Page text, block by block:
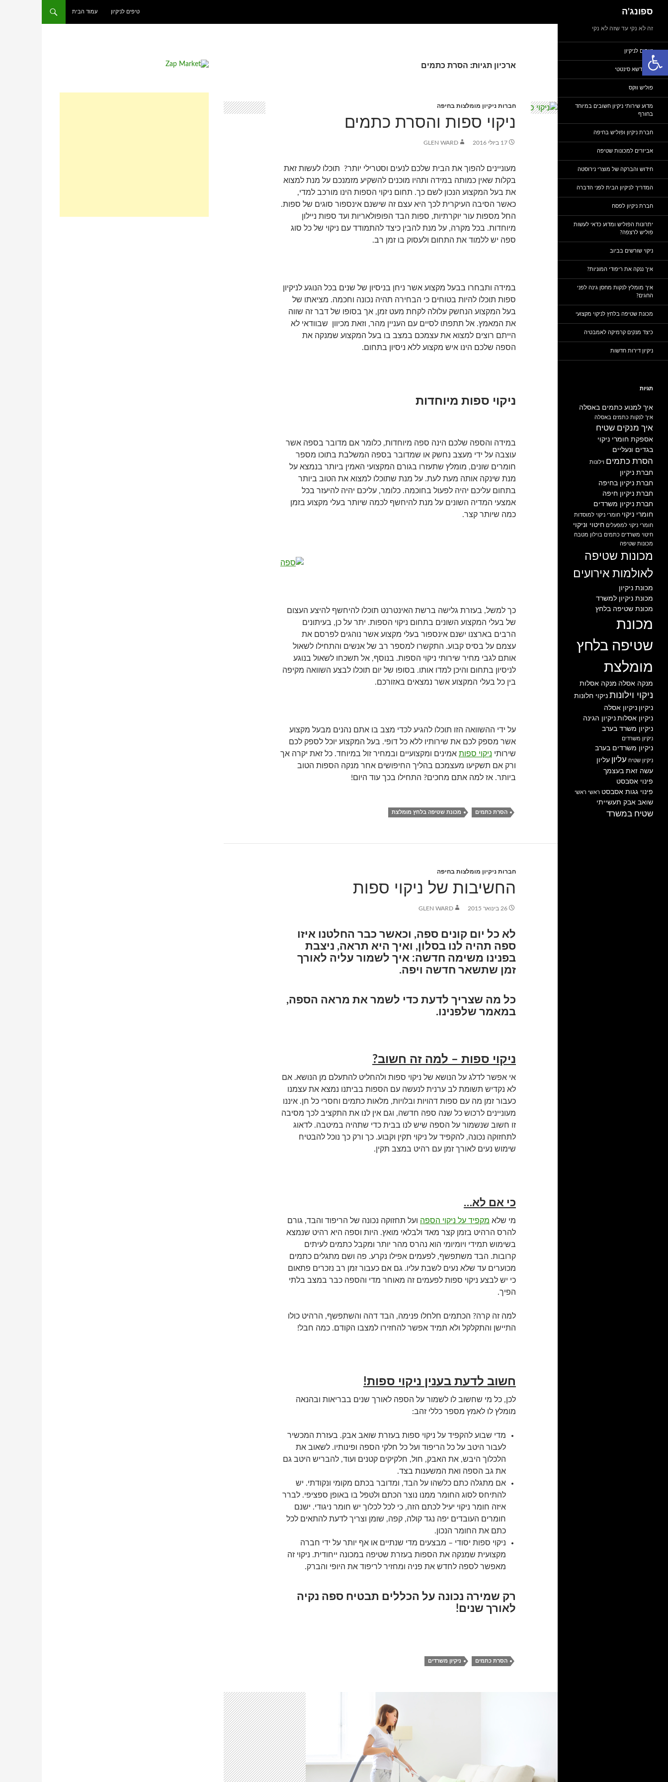
פתח סרגל נגישות
לדלג
לתוכן
ספונג'ה טיפים לניקיון עמוד הבית
ארכיון תגיות: הסרת כתמים
חברות ניקיון מומלצות בחיפה
ניקוי ספות והסרת כתמים
17 ביולי 2016 GLEN WARD
מעוניינים להפוך את הבית שלכם לנעים וסטרילי יותר? תוכלו לעשות זאת
בקלות שאין כמותה במידה ותהיו מוכנים להשקיע מזמנכם על מנת למצוא
את בעל המקצוע הנכון לשם כך. תחום ניקוי הספות הינו מורכב למדי,
כאשר הסיבה העיקרית לכך היא עצם זה שישנם אינספור סוגים של ספות.
החל מספות עור יוקרתיות, ספות הבד הפופולאריות ועד ספות ניילון
מיוחדות. בכל מקרה, על מנת להבין כיצד להתמודד עם ניקוי של כל סוג
ספה יש ללמוד את התחום ולעסוק בו זמן רב.
במידה ותבחרו בבעל מקצוע אשר ניחן בניסיון של שנים בכל הנוגע לניקיון
ספות תוכלו להיות בטוחים כי הבחירה תהיה נכונה וחכמה. מציאתו של
בעל המקצוע הנחשק עלולה לקחת מעט זמן, אך בסופו של דבר זה שווה
את המאמץ. אל תתפתו לסיים עם העניין מהר, וזאת מכיוון שבוודאי לא
הייתם רוצים למצוא את עצמכם במצב בו בעל המקצוע שמנקה את
הספה שלכם הינו איש מקצוע ללא ניסיון בתחום.
ניקוי ספות מיוחדות
במידה והספה שלכם הינה ספה מיוחדות, כלומר אם מדובר בספה אשר
עוצבה על ידי מעצב נחשק או שמדובר בספה המשלבת בתוכו מספר
חומרים שונים, מומלץ שתעזרו בגורם המקצועי האמין ביותר בנמצא על
מנת שינקה אותה מעת לעת. על מנת שתוכלו למצוא את הטוב ביותר
בתחום עליכם יהיה לפעול בחוכמה. כלומר, עליכם יהיה להיעזר בכל
אמצעי המדיה השונים על מנת להיחשף לכמה שיותר בעלי מקצוע בזמן
כמה שיותר קצר.
כך למשל, בעזרת גלישה ברשת האינטרנט תוכלו להיחשף להיצע העצום
של בעלי המקצוע השונים בתחום ניקוי הספות. יתר על כן, בעיתונים
הרבים בארצנו ישנם אינספור בעלי מקצוע אשר נוהגים לפרסם את
עצמם על בסיס קבוע. התקשרו למספר רב של אנשים והתחילו לשאול
אותם לגבי מחיר שירותי ניקוי הספות. בנוסף, אל תשכחו לשאול בנוגע
לניסיון בתחום והיכן למדו אותו. בסופו של יום תוכלו לבצע השוואה מקיפה
בין כל בעלי המקצוע אשר נמצאים באזורכם.
על ידי ההשוואה הזו תוכלו להגיע לכדי מצב בו אתם נהנים מבעל מקצוע
אשר מספק לכם את שירותיו ללא כל דופי. בעל המקצוע יוכל לספק לכם
שירותי ניקוי ספות אמינים ומקצועיים ובמחיר זול במיוחד. כל זאת יקרה אך
ורק אם תשקיעו מעצמכם בהליך החיפושים אחר מנקה הספות הטוב
ביותר. אז למה אתם מחכים? התחילו בכך עוד היום!
הסרת כתמים מכונת שטיפה בלחץ מומלצת
חברות ניקיון מומלצות בחיפה
החשיבות של ניקוי ספות
26 בינואר 2015 GLEN WARD
לא כל יום קונים ספה, וכאשר כבר החלטנו איזו
ספה תהיה לנו בסלון, ואיך היא תראה, ניצבת
בפנינו משימה חדשה: איך לשמור עליה לאורך
זמן שתשאר חדשה ויפה.
כל מה שצריך לדעת כדי לשמר את מראה הספה,
במאמר שלפנינו.
ניקוי ספות – למה זה חשוב?
אי אפשר לדלג על הנושא של ניקוי ספות ולהחליט להתעלם מן הנושא. אם
לא נקדיש תשומת לב ערנית לנעשה עם הספות בביתנו נמצא את עצמנו
כעבור זמן מה עם ספות דהויות ובלויות, מלאות כתמים וחסרי כל חן. איננו
מעוניינים לרכוש כל שנה ספה חדשה, וגם אין לנו את התקציב לכך מסיבה
זו חשוב שנשמור על הספה שיש לנו בבית כדי שתהיה במיטבה. לדאוג
לתחזוקה נכונה, להקפיד על ניקוי תקין וקבוע. כך ורק כך נוכל להבטיח
שימוש נעים לאורך זמן עם רהיט במצב תקין.
כי אם לא…
מי שלא מקפיד על ניקוי הספה ועל תחזוקה נכונה של הריפוד והבד, גורם
להרס הרהיט בזמן קצר מאד ולבלאי מואץ. היות וספה היא רהיט שנמצא
בשימוש תמידי ויומיומי הוא נהרס מהר יותר ומקבל כתמים לעיתים
קרובות. הבד משתפשף, לפעמים אפילו נקרע. פה ושם מתגלים כתמים
מכוערים עד שלא נעים לשבת עליו. גם אם כעבור זמן רב נזכרים פתאום
כי יש לבצע ניקוי ספות לפעמים זה מאוחר מדי והספה כבר במצב בלתי
הפיך.
למה זה קרה? הכתמים חלחלו פנימה, הבד דהה והשתפשף, הרהיט כולו
התיישן והתקלקל ולא תמיד אפשר להחזירו למצבו הקודם. כמה חבל!
חשוב לדעת בענין ניקוי ספות!
לכן, כל מי שחשוב לו לשמור על הספה לאורך שנים בבריאות ובהנאה
מומלץ לו לאמץ מספר כללי זהב:
מדי שבוע להקפיד על ניקוי ספות בעזרת שואב אבק. בעזרת המכשיר
לעבור היטב על כל הריפוד ועל כל חלקי הספה ופינותיו. לשאוב את
הלכלוך היבש, את האבק, חול, חלקיקים קטנים ועוד, להבריש היטב גם
את גב הספה ואת המשענות בצד.
אם מתגלה כתם כלשהו על הבד, ומדובר בכתם מקומי ונקודתי. יש
להתיחס לסוג החומר ממנו נוצר הכתם ולטפל בו באופן ספציפי. לברר
איזה חומר ניקוי יעיל לכתם הזה, כי לכל לכלוך יש חומר ניגודי. ישנם
חומרים העובדים יפה נגד קולה, קפה, שומן וצריך לדעת להתאים לכל
כתם את החומר הנכון.
ניקוי ספות יסודי – מבצעים מדי שנתיים או אף יותר על ידי חברה
מקצועית שמנקה את הספות בעזרת שטיפה במכונה ייחודית. ניקוי זה
מאפשר לספה לחדש את פניה ומחזיר לריפוד את היופי והברק.
רק שמירה נכונה על הכללים תבטיח ספה נקיה
לאורך שנים!
הסרת כתמים ניקיון משרדים
זה לא נקי עד שזה לא נקי
טיפים לניקיון
ניקוי דשא סינטטי
פוליש ווקס
מדוע שירותי ניקיון חשובים במיוחד
בחורף
חברת ניקיון ופוליש בחיפה
אביזרים למכונות שטיפה
חידוש והברקה של מוצרי נירוסטה
המדריך לניקיון הבית לפני הדברה
חברת ניקיון לפסח
יתרונות הפוליש ומדוע כדאי לעשות
פוליש לרצפה?
ניקוי שורשים בביוב
איך ננקה את ריפודי המוניות?
איך מומלץ לנקות מחסן גינה לפני
החגים?
מכונת שטיפה בלחץ לניקוי מקצועי
כיצד מנקים קרמיקה לאמבטיה
ניקיון דירות חדשות
תגיות
איך למנוע כתמים באסלה
איך לנקות כתמים באסלה
איך מנקים שטיח
אספקת חומרי ניקוי
בגדים ונעליים
הסרת כתמים וילונות
חברת ניקיון
חברת ניקיון בחיפה
חברת ניקיון חיפה
חברת ניקיון משרדים
חומרי ניקוי חומרי ניקוי למוסדות
חומרי ניקוי למפעלים חיטוי וניקוי
חיטוי משרדים כתמים בוילון מטבח
מכונות שטיפה
מכונות שטיפה
לאולמות אירועים
מכונת ניקיון
מכונת ניקיון למשרד
מכונת שטיפה בלחץ
מכונת
שטיפה בלחץ
מומלצת
מנקה אסלה מנקה אסלות
ניקוי וילונות ניקוי חלונות
ניקיון ניקיון אסלה
ניקיון אסלות ניקיון הגינה
ניקיון משרד בערב
ניקיון משרדים
ניקיון משרדים בערב
ניקיון שטיח עליון עליון
עשה זאת בעצמך
פינוי אסבסט
פינוי גגות אסבסט ראשי ראשי
שואב אבק תעשייתי
שטיח במשרד